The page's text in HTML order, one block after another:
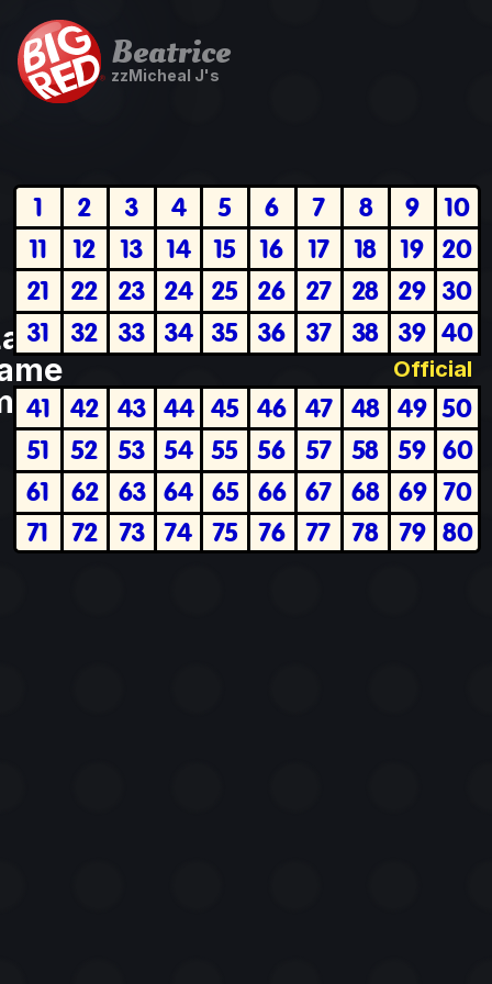
Beatrice
zzMicheal J's
1 2 3 4 5 6 7 8 9
10
11
12 13 14 15 16 17 18 19 20
21
22 23 24 25 26 27 28 29 30
31
32 33 34 35 36 37 38 39 40
41 42 43 44 45 46 47 48 49 50
51
52 53 54 55 56 57 58 59 60
61
62 63 64 65 66 67 68 69 70
71
72 73 74 75 76 77 78 79 80
Official